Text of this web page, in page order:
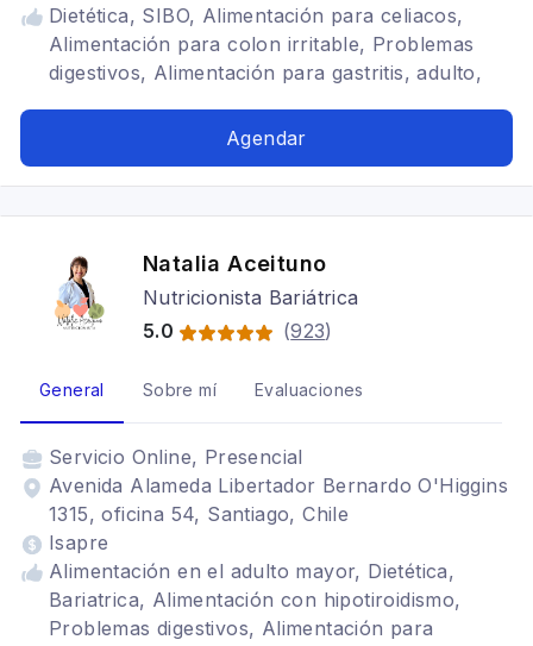
Dietética, SIBO, Alimentación para celiacos,
Alimentación para colon irritable, Problemas
digestivos, Alimentación para gastritis, adulto,
Agendar
Natalia Aceituno
Nutricionista Bariátrica
5.0
(923)
General Sobre mí Evaluaciones
Servicio Online, Presencial
Avenida Alameda Libertador Bernardo O'Higgins
1315, oficina 54, Santiago, Chile
Isapre
Alimentación en el adulto mayor, Dietética,
Bariatrica, Alimentación con hipotiroidismo,
Problemas digestivos, Alimentación para